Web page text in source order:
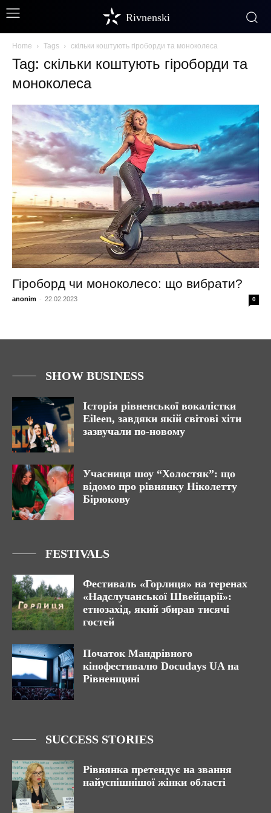
Rivnenski
Home Tags скільки коштують гіроборди та моноколеса
Tag: скільки коштують гіроборди та
моноколеса
Гіроборд чи моноколесо: що вибрати?
anonim - 22.02.2023 0
SHOW BUSINESS
Історія рівненської вокалістки
Eileen, завдяки якій світові хіти
зазвучали по-новому
Учасниця шоу “Холостяк”: що
відомо про рівнянку Ніколетту
Бірюкову
FESTIVALS
Фестиваль «Горлиця» на теренах
«Надслучанської Швейцарії»:
етнозахід, який збирав тисячі
гостей
Початок Мандрівного
кінофестивалю Docudays UA на
Рівненщині
SUCCESS STORIES
Рівнянка претендує на звання
найуспішнішої жінки області